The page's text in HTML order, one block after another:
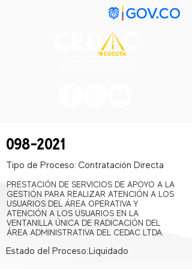
098-2021
Tipo de Proceso: Contratación Directa
PRESTACIÓN DE SERVICIOS DE APOYO A LA
GESTIÓN PARA REALIZAR ATENCIÓN A LOS
USUARIOS DEL ÁREA OPERATIVA Y
ATENCIÓN A LOS USUARIOS EN LA
VENTANILLA ÚNICA DE RADICACIÓN DEL
ÁREA ADMINISTRATIVA DEL CEDAC LTDA.
Estado del Proceso:Liquidado